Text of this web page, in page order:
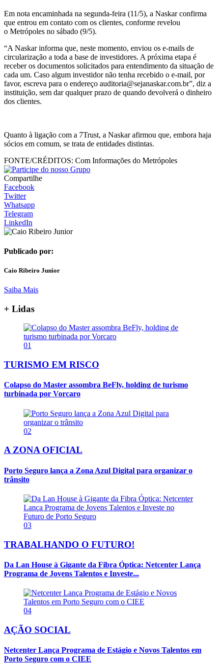
Em nota encaminhada na segunda-feira (11/5), a Naskar confirma
que entrou em contato com os clientes, conforme revelou
o Metrópoles no sábado (9/5).
“A Naskar informa que, neste momento, enviou os e-mails de
circularização a toda a base de investidores. A próxima etapa é
receber os documentos solicitados para entendimento da situação de
cada um. Caso algum investidor não tenha recebido o e-mail, por
favor, escreva para o endereço auditoria@sejanaskar.com.br”, diz a
instituição, sem dar qualquer prazo de quando devolverá o dinheiro
dos clientes.
Quanto à ligação com a 7Trust, a Naskar afirmou que, embora haja
sócios em comum, se trata de entidades distintas.
FONTE/CRÉDITOS: Com Informações do Metrópoles
Compartilhe
Facebook
Twitter
Whatsapp
Telegram
LinkedIn
Publicado por:
Caio Ribeiro Junior
Saiba Mais
+ Lidas
01
TURISMO EM RISCO
Colapso do Master assombra BeFly, holding de turismo
turbinada por Vorcaro
02
A ZONA OFICIAL
Porto Seguro lança a Zona Azul Digital para organizar o
trânsito
03
TRABALHANDO O FUTURO!
Da Lan House à Gigante da Fibra Óptica: Netcenter Lança
Programa de Jovens Talentos e Investe...
04
AÇÃO SOCIAL
Netcenter Lança Programa de Estágio e Novos Talentos em
Porto Seguro com o CIEE